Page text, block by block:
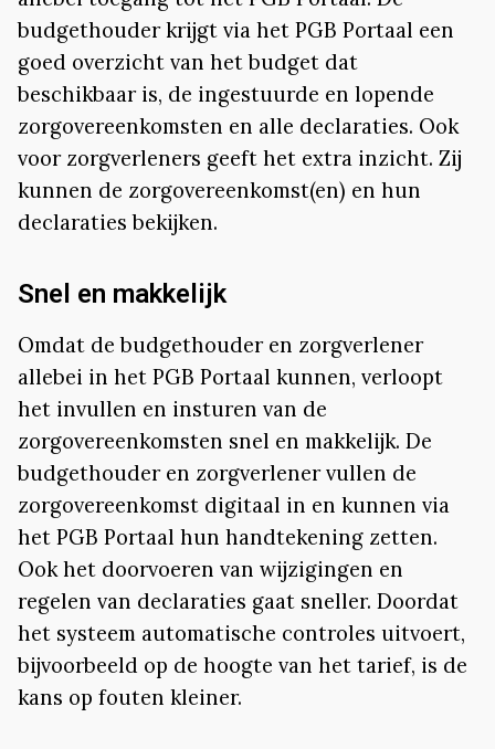
budgethouder krijgt via het PGB Portaal een
goed overzicht van het budget dat
beschikbaar is, de ingestuurde en lopende
zorgovereenkomsten en alle declaraties. Ook
voor zorgverleners geeft het extra inzicht. Zij
kunnen de zorgovereenkomst(en) en hun
declaraties bekijken.
Snel en makkelijk
Omdat de budgethouder en zorgverlener
allebei in het PGB Portaal kunnen, verloopt
het invullen en insturen van de
zorgovereenkomsten snel en makkelijk. De
budgethouder en zorgverlener vullen de
zorgovereenkomst digitaal in en kunnen via
het PGB Portaal hun handtekening zetten.
Ook het doorvoeren van wijzigingen en
regelen van declaraties gaat sneller. Doordat
het systeem automatische controles uitvoert,
bijvoorbeeld op de hoogte van het tarief, is de
kans op fouten kleiner.